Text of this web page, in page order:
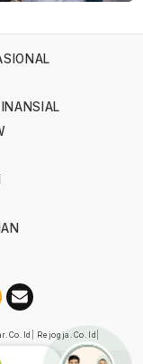
Rejogja.co.id